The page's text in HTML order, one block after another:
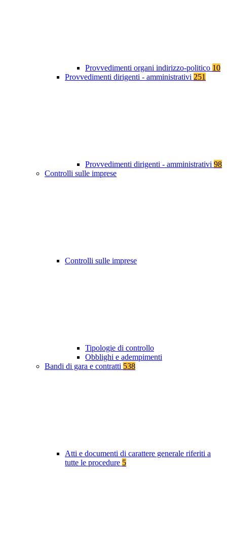
Provvedimenti organi indirizzo-politico 10
Provvedimenti dirigenti - amministrativi 251
Provvedimenti dirigenti - amministrativi 98
Controlli sulle imprese
Controlli sulle imprese
Tipologie di controllo
Obblighi e adempimenti
Bandi di gara e contratti 538
Atti e documenti di carattere generale riferiti a
tutte le procedure 5